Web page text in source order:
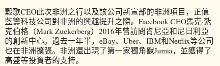
穀歌CEO此次非洲之行以及該公司新宣部的非洲項目，正值
藍籌科技公司對非洲的興趣提升之際。Facebook CEO馬克·紮
克伯格（Mark Zuckerberg）2016年曾訪問肯尼亞和尼日利亞
的創新中心。過去一年半，eBay、Uber、IBM和Netflix等公司
也在非洲擴張。非洲還出現了第一家獨角獸Jumia，並獲得了
高盛等投資者的支持。